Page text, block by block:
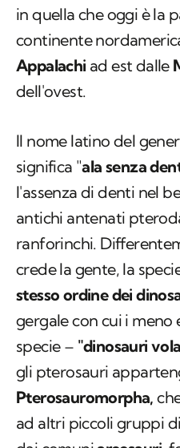
in quella che oggi è la
continente
Appalachi ad est dalle
dell'ovest.
Il nome latino del
significa "ala senza
l'assenza di denti nel
antichi antenati
ranforinchi.
crede la gente, la
stesso ordine dei
gergale con cui i
specie –"dinosauri
gli pterosauri
Pterosauromorpha,